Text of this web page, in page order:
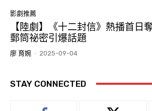
影劇推薦
【陸劇】《十二封信》熱播首日
郵筒祕密引爆話題
廖 育婉 - 2025-09-04
STAY CONNECTED